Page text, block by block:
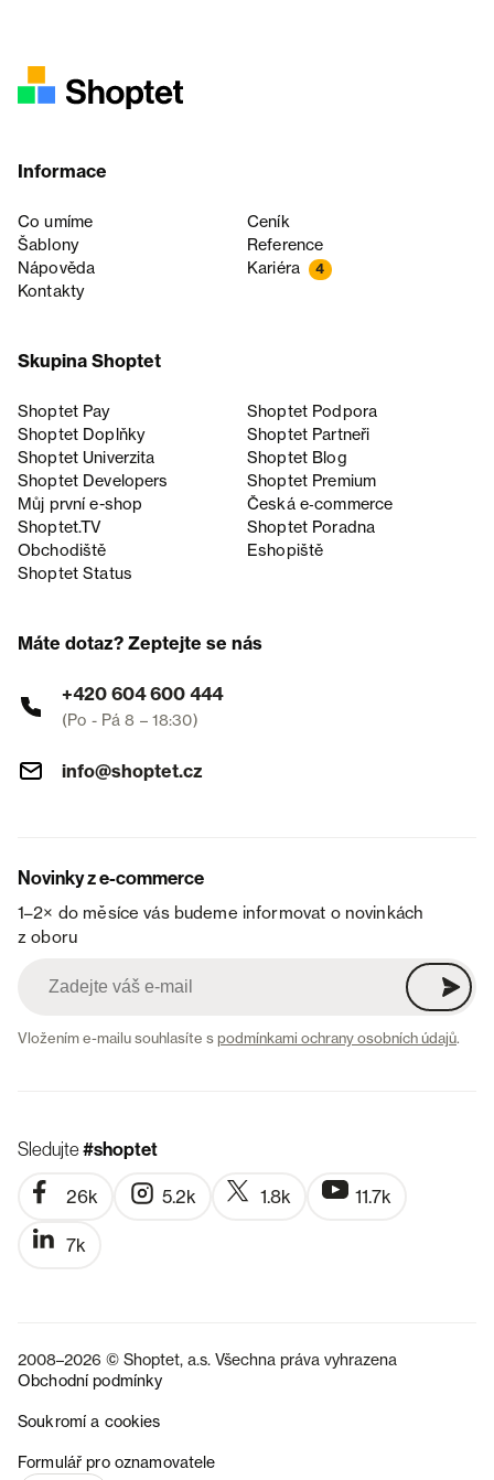
Informace
Co umíme
Ceník
Šablony
Reference
Nápověda
Kariéra 4
Kontakty
Skupina Shoptet
Shoptet Pay
Shoptet Podpora
Shoptet Doplňky
Shoptet Partneři
Shoptet Univerzita
Shoptet Blog
Shoptet Developers
Shoptet Premium
Můj první e-shop
Česká e‑commerce
Shoptet.TV
Shoptet Poradna
Obchodiště
Eshopiště
Shoptet Status
Máte dotaz? Zeptejte se nás
+420 604 600 444
(Po - Pá 8 – 18:30)
info@shoptet.cz
Novinky z e-commerce
1–2× do měsíce vás budeme informovat o novinkách
z oboru
Vložením e-mailu souhlasíte spodmínkami ochrany osobních údajů.
Sledujte#shoptet
26k 5.2k 1.8k 11.7k
7k
2008–2026 © Shoptet, a.s. Všechna práva vyhrazena
Obchodní podmínky
Soukromí a cookies
Formulář pro oznamovatele